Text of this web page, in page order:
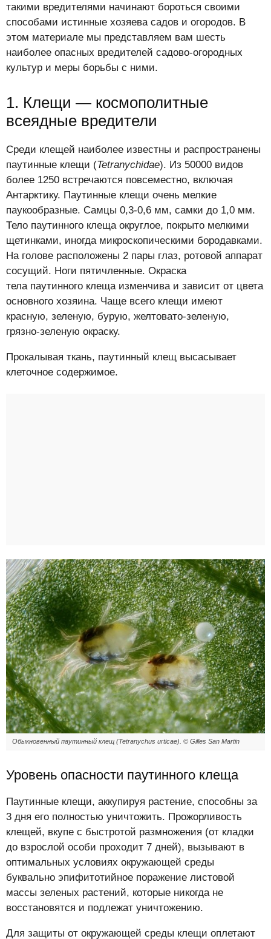
такими вредителями начинают бороться своими
способами истинные хозяева садов и огородов. В
этом материале мы представляем вам шесть
наиболее опасных вредителей садово-огородных
культур и меры борьбы с ними.
1. Клещи — космополитные
всеядные вредители
Среди клещей наиболее известны и распространены
паутинные клещи (Tetranychidae). Из 50000 видов
более 1250 встречаются повсеместно, включая
Антарктику. Паутинные клещи очень мелкие
паукообразные. Самцы 0,3-0,6 мм, самки до 1,0 мм.
Тело паутинного клеща округлое, покрыто мелкими
щетинками, иногда микроскопическими бородавками.
На голове расположены 2 пары глаз, ротовой аппарат
сосущий. Ноги пятичленные. Окраска
тела паутинного клеща изменчива и зависит от цвета
основного хозяина. Чаще всего клещи имеют
красную, зеленую, бурую, желтовато-зеленую,
грязно-зеленую окраску.
Прокалывая ткань, паутинный клещ высасывает
клеточное содержимое.
Обыкновенный паутинный клещ (Tetranychus urticae). © Gilles San Martin
Уровень опасности паутинного клеща
Паутинные клещи, аккупируя растение, способны за
3 дня его полностью уничтожить. Прожорливость
клещей, вкупе с быстротой размножения (от кладки
до взрослой особи проходит 7 дней), вызывают в
оптимальных условиях окружающей среды
буквально эпифитотийное поражение листовой
массы зеленых растений, которые никогда не
восстановятся и подлежат уничтожению.
Для защиты от окружающей среды клещи оплетают